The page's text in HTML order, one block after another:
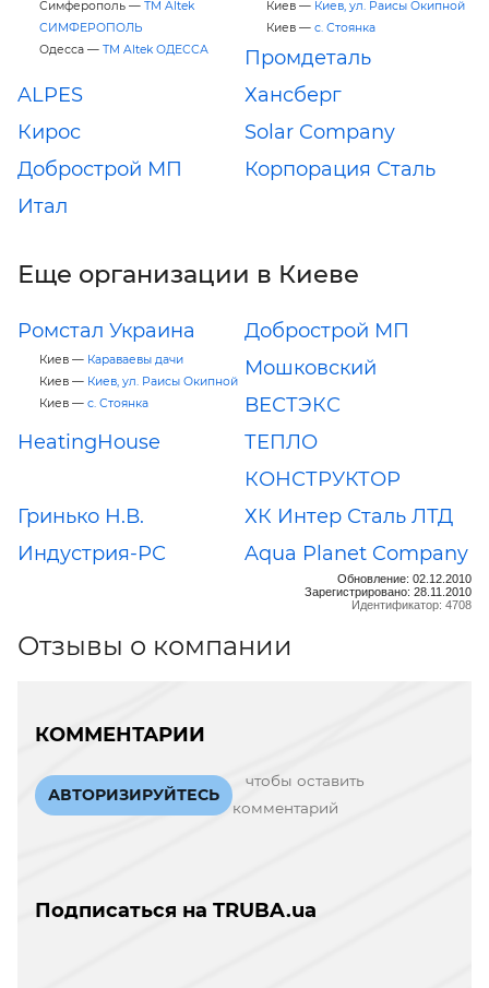
Симферополь — ТМ Altek
СИМФЕРОПОЛЬ
Одесса — ТМ Altek ОДЕССА
Киев — Киев, ул. Раисы Окипной
Киев — с. Стоянка
Промдеталь
ALPES
Хансберг
Кирос
Solar Company
Добрострой МП
Корпорация Сталь
Итал
Еще организации в Киеве
Ромстал Украина
Киев — Караваевы дачи
Киев — Киев, ул. Раисы Окипной
Киев — с. Стоянка
Добрострой МП
Мошковский
ВЕСТЭКС
HeatingHouse
ТЕПЛО
КОНСТРУКТОР
Гринько Н.В.
ХК Интер Сталь ЛТД
Индустрия-РС
Aqua Planet Company
Обновление: 02.12.2010
Зарегистрировано: 28.11.2010
Идентификатор: 4708
Отзывы о компании
КОММЕНТАРИИ
АВТОРИЗИРУЙТЕСЬ
чтобы оставить
комментарий
Подписаться на TRUBA.ua